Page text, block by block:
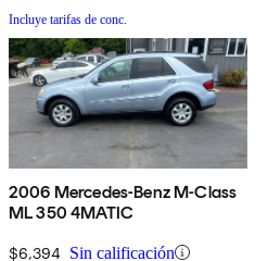
Incluye tarifas de conc.
2006 Mercedes-Benz M-Class
ML 350 4MATIC
$6,394 Sin calificación